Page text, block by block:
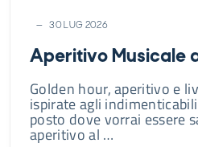
30 LUG 2026
Aperitivo Musicale
Golden hour, aperitivo e
ispirate agli indimenticabili
posto dove vorrai essere
aperitivo al …